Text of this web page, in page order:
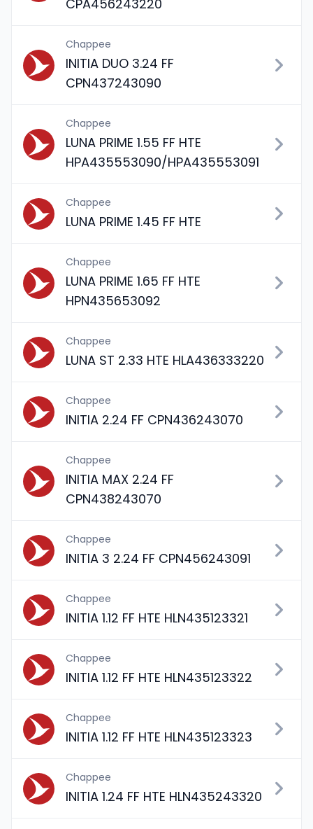
CPA456243220
Chappee
INITIA DUO 3.24 FF
CPN437243090
Chappee
LUNA PRIME 1.55 FF HTE
HPA435553090/HPA435553091
Chappee
LUNA PRIME 1.45 FF HTE
Chappee
LUNA PRIME 1.65 FF HTE
HPN435653092
Chappee
LUNA ST 2.33 HTE HLA436333220
Chappee
INITIA 2.24 FF CPN436243070
Chappee
INITIA MAX 2.24 FF
CPN438243070
Chappee
INITIA 3 2.24 FF CPN456243091
Chappee
INITIA 1.12 FF HTE HLN435123321
Chappee
INITIA 1.12 FF HTE HLN435123322
Chappee
INITIA 1.12 FF HTE HLN435123323
Chappee
INITIA 1.24 FF HTE HLN435243320